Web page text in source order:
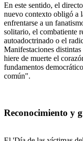
En este sentido, el
nuevo contexto obligó a
enfrentarse a un
solitario, el combatiente
autoadoctrinado o el
Manifestaciones
hiere de muerte el
fundamentos
común".
Reconocimiento y